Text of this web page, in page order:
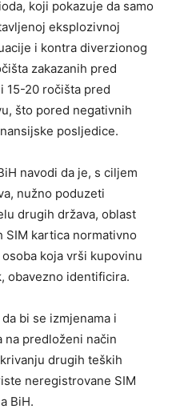
koji pokazuje da samo
eksplozivnoj
i kontra diverzionog
zakazanih pred
15-20 ročišta pred
što pored negativnih
posljedice.
navodi da je, s ciljem
nužno poduzeti
drugih država, oblast
kartica normativno
koja vrši kupovinu
obavezno identificira.
bi se izmjenama i
na predloženi način
drugih teških
neregistrovane SIM
BiH.